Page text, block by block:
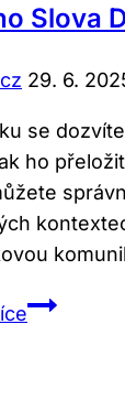
Slova
29. 6.
se
ho
Redeem: